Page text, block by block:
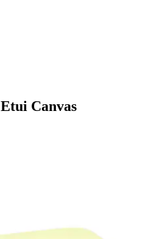
Etui Canvas